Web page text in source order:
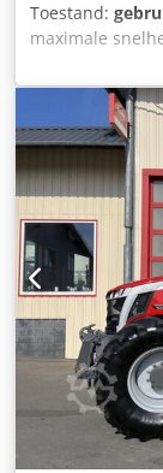
Toestand:
maximale
480/70 R34,
R34,
vermogen 70/
bij 1600
VRegelbare
tank 15L,
rechts voor de
Uef